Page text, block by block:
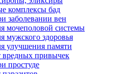
комплексы бад
заболевании вен
мочеполовой системы
мужского здоровья
улучшения памяти
вредных привычек
простуде